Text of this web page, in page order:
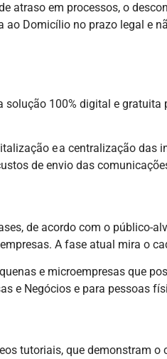
atraso em processos, o
ao Domicílio no prazo legal e
100% digital e
e a centralização
de envio das
de acordo com o público-
A fase atual mira o
e microempresas que
e Negócios e para pessoas
tutoriais, que demonstram